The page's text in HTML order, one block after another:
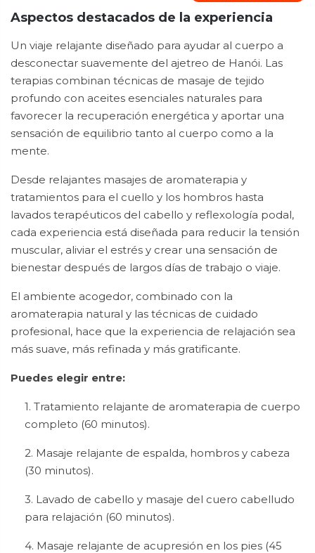
Aspectos destacados de la experiencia
Un viaje relajante diseñado para ayudar al cuerpo a
desconectar suavemente del ajetreo de Hanói. Las
terapias combinan técnicas de masaje de tejido
profundo con aceites esenciales naturales para
favorecer la recuperación energética y aportar una
sensación de equilibrio tanto al cuerpo como a la
mente.
Desde relajantes masajes de aromaterapia y
tratamientos para el cuello y los hombros hasta
lavados terapéuticos del cabello y reflexología podal,
cada experiencia está diseñada para reducir la tensión
muscular, aliviar el estrés y crear una sensación de
bienestar después de largos días de trabajo o viaje.
El ambiente acogedor, combinado con la
aromaterapia natural y las técnicas de cuidado
profesional, hace que la experiencia de relajación sea
más suave, más refinada y más gratificante.
Puedes elegir entre:
1. Tratamiento relajante de aromaterapia de cuerpo
completo (60 minutos).
2. Masaje relajante de espalda, hombros y cabeza
(30 minutos).
3. Lavado de cabello y masaje del cuero cabelludo
para relajación (60 minutos).
4. Masaje relajante de acupresión en los pies (45